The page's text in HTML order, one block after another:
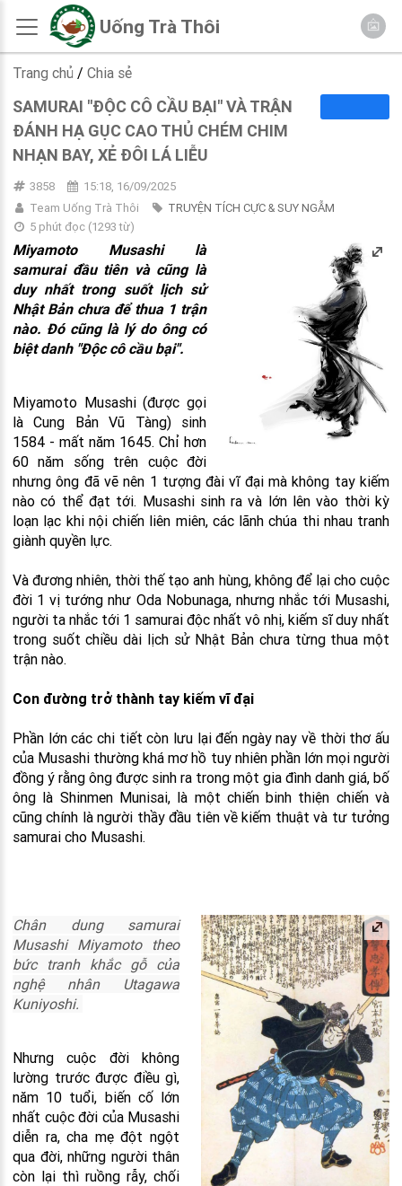
Uống Trà Thôi
Trang chủ / Chia sẻ
SAMURAI "ĐỘC CÔ CẦU BẠI" VÀ TRẬN
ĐÁNH HẠ GỤC CAO THỦ CHÉM CHIM
NHẠN BAY, XẺ ĐÔI LÁ LIỄU
3858
15:18, 16/09/2025
Team Uống Trà Thôi
TRUYỆN TÍCH CỰC & SUY NGẪM
5 phút đọc(1293từ)
Miyamoto Musashi là
samurai đầu tiên và cũng là
duy nhất trong suốt lịch sử
Nhật Bản chưa để thua 1 trận
nào. Đó cũng là lý do ông có
biệt danh "Độc cô cầu bại".
Miyamoto Musashi (được gọi
là Cung Bản Vũ Tàng) sinh
1584 - mất năm 1645. Chỉ hơn
60 năm sống trên cuộc đời
nhưng ông đã vẽ nên 1 tượng đài vĩ đại mà không tay kiếm
nào có thể đạt tới. Musashi sinh ra và lớn lên vào thời kỳ
loạn lạc khi nội chiến liên miên, các lãnh chúa thi nhau tranh
giành quyền lực.
Và đương nhiên, thời thế tạo anh hùng, không để lại cho cuộc
đời 1 vị tướng như Oda Nobunaga, nhưng nhắc tới Musashi,
người ta nhắc tới 1 samurai độc nhất vô nhị, kiếm sĩ duy nhất
trong suốt chiều dài lịch sử Nhật Bản chưa từng thua một
trận nào.
Con đường trở thành tay kiếm vĩ đại
Phần lớn các chi tiết còn lưu lại đến ngày nay về thời thơ ấu
của Musashi thường khá mơ hồ tuy nhiên phần lớn mọi người
đồng ý rằng ông được sinh ra trong một gia đình danh giá, bố
ông là Shinmen Munisai, là một chiến binh thiện chiến và
cũng chính là người thầy đầu tiên về kiếm thuật và tư tưởng
samurai cho Musashi.
Chân dung samurai
Musashi Miyamoto theo
bức tranh khắc gỗ của
nghệ nhân Utagawa
Kuniyoshi.
Nhưng cuộc đời không
lường trước được điều gì,
năm 10 tuổi, biến cố lớn
nhất cuộc đời của Musashi
diễn ra, cha mẹ đột ngột
qua đời, những người thân
còn lại thì ruồng rẫy, chối